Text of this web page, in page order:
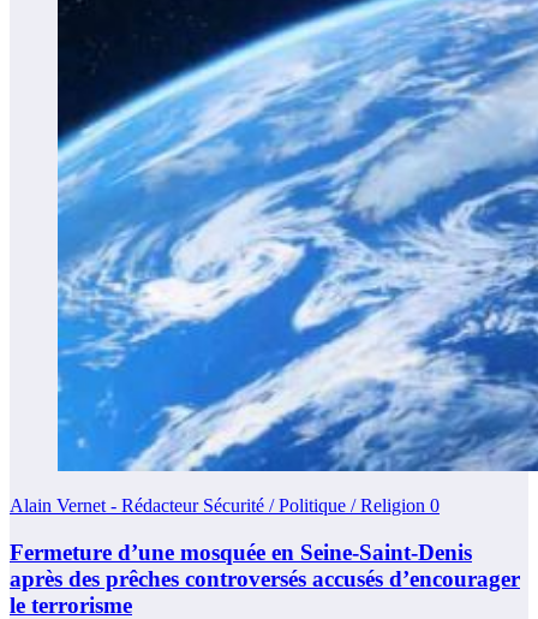
Alain Vernet - Rédacteur Sécurité / Politique / Religion 0
Fermeture d’une mosquée en Seine-Saint-Denis
après des prêches controversés accusés d’encourager
le terrorisme